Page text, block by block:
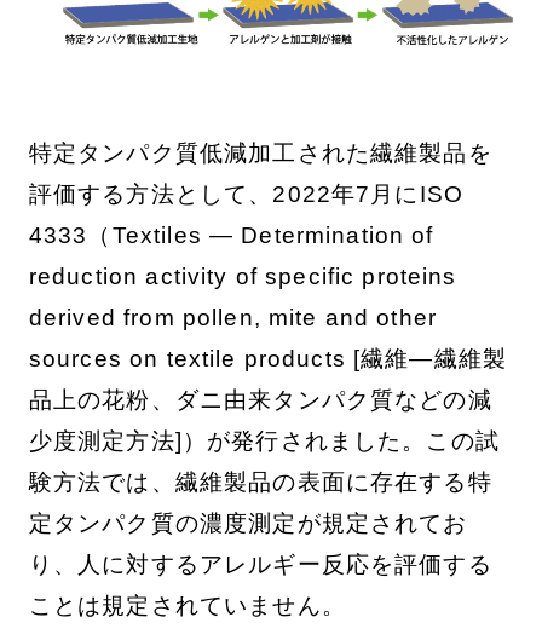
特定タンパク質低減加工された繊維製品を
評価する方法として、2022年7月にISO
4333（Textiles — Determination of
reduction activity of specific proteins
derived from pollen, mite and other
sources on textile products [繊維—繊維製
品上の花粉、ダニ由来タンパク質などの減
少度測定方法]）が発行されました。この試
験方法では、繊維製品の表面に存在する特
定タンパク質の濃度測定が規定されてお
り、人に対するアレルギー反応を評価する
ことは規定されていません。